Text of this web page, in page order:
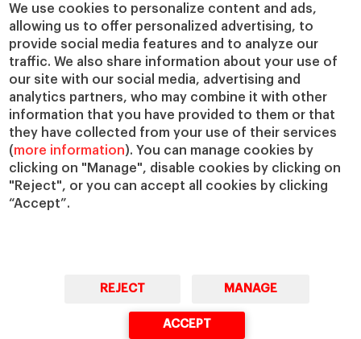
We use cookies to personalize content and ads,
allowing us to offer personalized advertising, to
provide social media features and to analyze our
traffic. We also share information about your use of
our site with our social media, advertising and
analytics partners, who may combine it with other
information that you have provided to them or that
they have collected from your use of their services
(more information). You can manage cookies by
clicking on "Manage", disable cookies by clicking on
"Reject", or you can accept all cookies by clicking
“Accept”.
REJECT MANAGE
ACCEPT